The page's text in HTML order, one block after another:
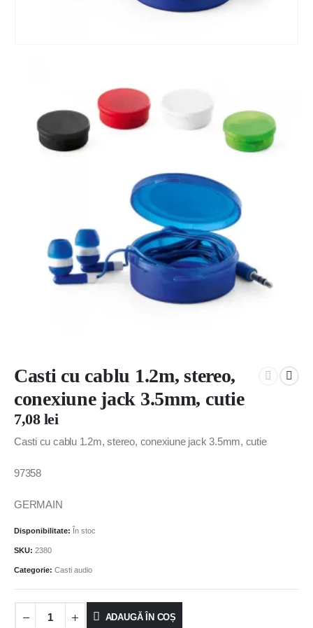
Casti cu cablu 1.2m, stereo,
conexiune jack 3.5mm, cutie
7,08 lei
Casti cu cablu 1.2m, stereo, conexiune jack 3.5mm, cutie
97358
GERMAIN
Disponibilitate: În stoc
SKU: 2380
Categorie: Casti audio
ADAUGĂ ÎN COȘ